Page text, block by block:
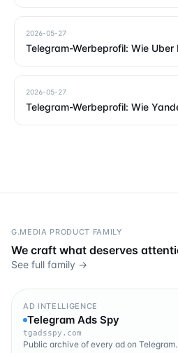
2026-05-27
Telegram-Werbeprofil: Wie
2026-05-27
Telegram-Werbeprofil: Wie
G.MEDIA PRODUCT FAMILY
We craft what deserves
See full family →
AD INTELLIGENCE
Telegram Ads Spy
tgadsspy.com
Public archive of every ad on